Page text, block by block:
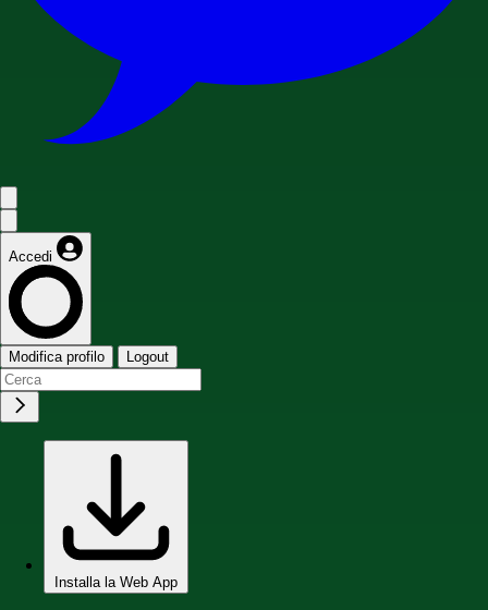
Accedi
Modifica profilo Logout
Installa la Web App